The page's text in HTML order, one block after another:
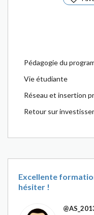
Pédagogie du
Vie étudiante
Réseau et insertion
Retour sur
Excellente
hésiter !